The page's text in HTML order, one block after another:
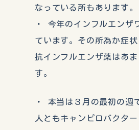
なっている所もあります。
・ 今年のインフルエンザ
ています。その所為か症
抗インフルエンザ薬はあ
す。
・ 本当は３月の最初の週
人ともキャンピロバクタ